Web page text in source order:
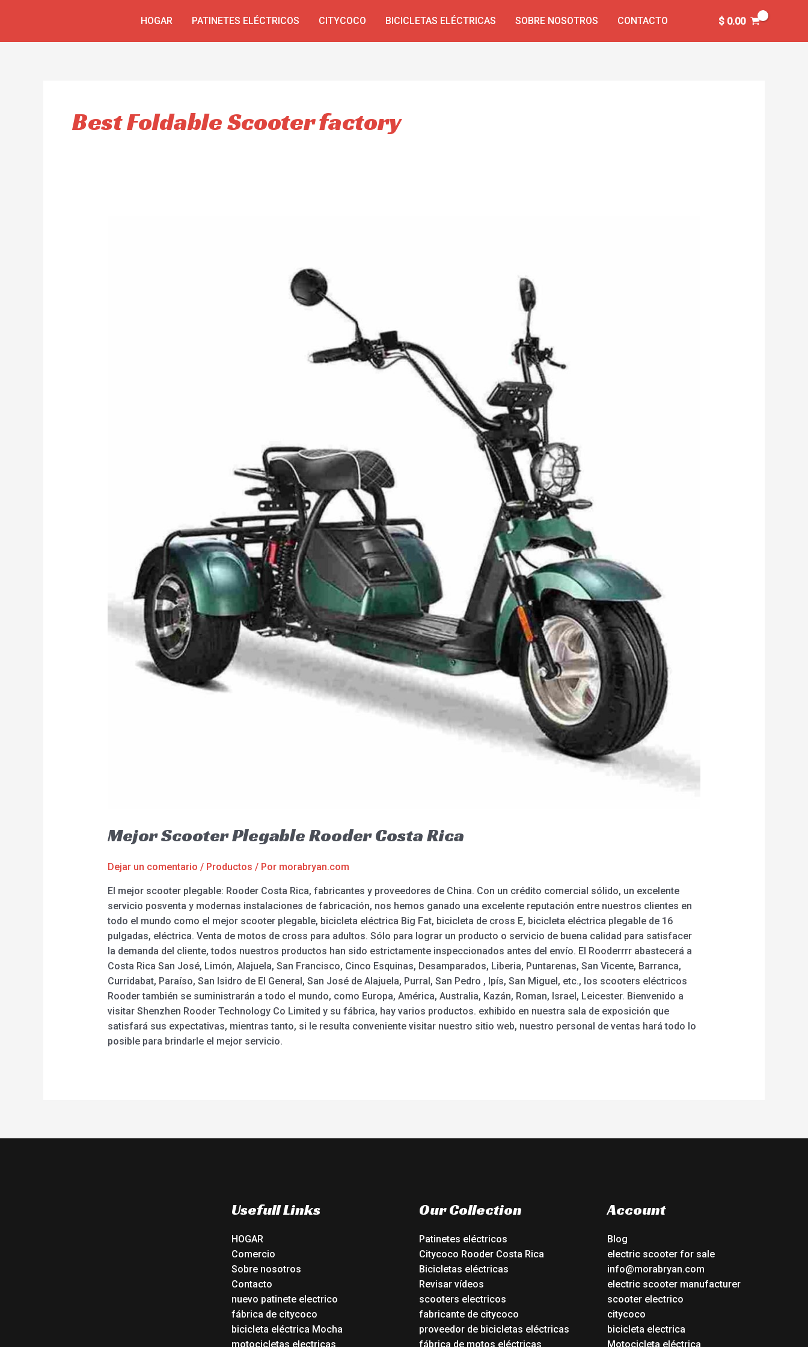
HOGAR PATINETES ELÉCTRICOS CITYCOCO BICICLETAS ELÉCTRICAS SOBRE NOSOTROS CONTACTO $0.00
Best Foldable Scooter factory
Mejor Scooter Plegable Rooder Costa Rica
Dejar un comentario / Productos / Por morabryan.com
El mejor scooter plegable: Rooder Costa Rica, fabricantes y proveedores de China. Con un crédito comercial sólido, un excelente
servicio posventa y modernas instalaciones de fabricación, nos hemos ganado una excelente reputación entre nuestros clientes en
todo el mundo como el mejor scooter plegable, bicicleta eléctrica Big Fat, bicicleta de cross E, bicicleta eléctrica plegable de 16
pulgadas, eléctrica. Venta de motos de cross para adultos. Sólo para lograr un producto o servicio de buena calidad para satisfacer
la demanda del cliente, todos nuestros productos han sido estrictamente inspeccionados antes del envío. El Rooderrrr abastecerá a
Costa Rica San José, Limón, Alajuela, San Francisco, Cinco Esquinas, Desamparados, Liberia, Puntarenas, San Vicente, Barranca,
Curridabat, Paraíso, San Isidro de El General, San José de Alajuela, Purral, San Pedro , Ipís, San Miguel, etc., los scooters eléctricos
Rooder también se suministrarán a todo el mundo, como Europa, América, Australia, Kazán, Roman, Israel, Leicester. Bienvenido a
visitar Shenzhen Rooder Technology Co Limited y su fábrica, hay varios productos. exhibido en nuestra sala de exposición que
satisfará sus expectativas, mientras tanto, si le resulta conveniente visitar nuestro sitio web, nuestro personal de ventas hará todo lo
posible para brindarle el mejor servicio.
Usefull Links
HOGAR
Comercio
Sobre nosotros
Contacto
nuevo patinete electrico
fábrica de citycoco
bicicleta eléctrica Mocha
motocicletas electricas
Our Collection
Patinetes eléctricos
Citycoco Rooder Costa Rica
Bicicletas eléctricas
Revisar vídeos
scooters electricos
fabricante de citycoco
proveedor de bicicletas eléctricas
fábrica de motos eléctricas
Account
Blog
electric scooter for sale
info@morabryan.com
electric scooter manufacturer
scooter electrico
citycoco
bicicleta electrica
Motocicleta eléctrica